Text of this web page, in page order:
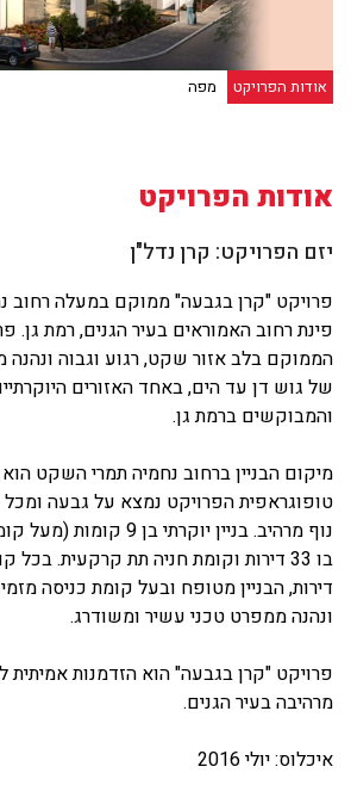
אודות הפרויקט מפה
אודות הפרויקט
יזם הפרויקט: קרן נדל"ן
פינת רחוב האמוראים בעיר הגנים, רמת גן.
הממוקם בלב אזור שקט, רגוע וגבוה ונהנה
של גוש דן עד הים, באחד האזורים
והמבוקשים ברמת גן.
מיקום הבניין ברחוב נחמיה תמרי השקט
טופוגראפית הפרויקט נמצא על גבעה
נוף מרהיב. בניין יוקרתי בן
בו 33 דירות וקומת חניה תת קרקעית.
דירות, הבניין מטופח ובעל קומת כניסה
ונהנה ממפרט טכני עשיר ומשודרג.
פרויקט "קרן בגבעה" הוא הזדמנות אמיתית
מרהיבה בעיר הגנים.
איכלוס: יולי 2016